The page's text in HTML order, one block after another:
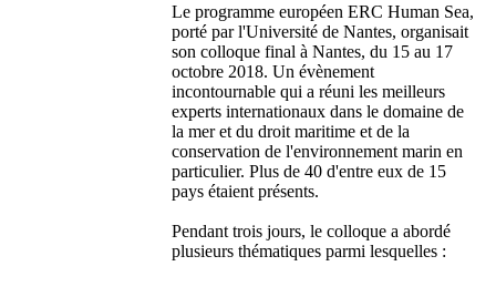
Le programme européen ERC Human Sea,
porté par l'Université de Nantes, organisait
son colloque final à Nantes, du 15 au 17
octobre 2018. Un évènement
incontournable qui a réuni les meilleurs
experts internationaux dans le domaine de
la mer et du droit maritime et de la
conservation de l'environnement marin en
particulier. Plus de 40 d'entre eux de 15
pays étaient présents.
Pendant trois jours, le colloque a abordé
plusieurs thématiques parmi lesquelles :